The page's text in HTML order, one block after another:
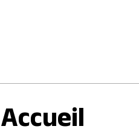
Accueil